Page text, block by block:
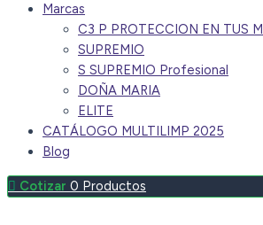
Marcas
C3 P PROTECCION EN TUS
SUPREMIO
S SUPREMIO Profesional
DOÑA MARIA
ELITE
CATÁLOGO MULTILIMP 2025
Blog
0 Productos